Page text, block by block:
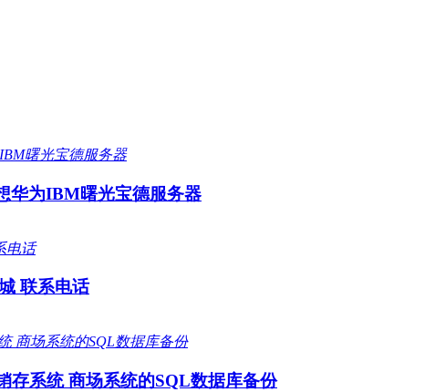
华为IBM曙光宝德服务器
联系电话
存系统 商场系统的SQL数据库备份